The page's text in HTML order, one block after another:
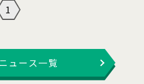
1
ュース一覧